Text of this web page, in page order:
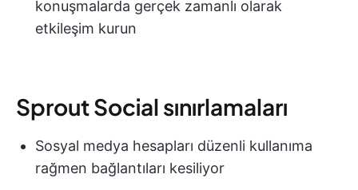
konuşmalarda gerçek zamanlı olarak
etkileşim kurun
Sprout Social sınırlamaları
Sosyal medya hesapları düzenli kullanıma
rağmen bağlantıları kesiliyor